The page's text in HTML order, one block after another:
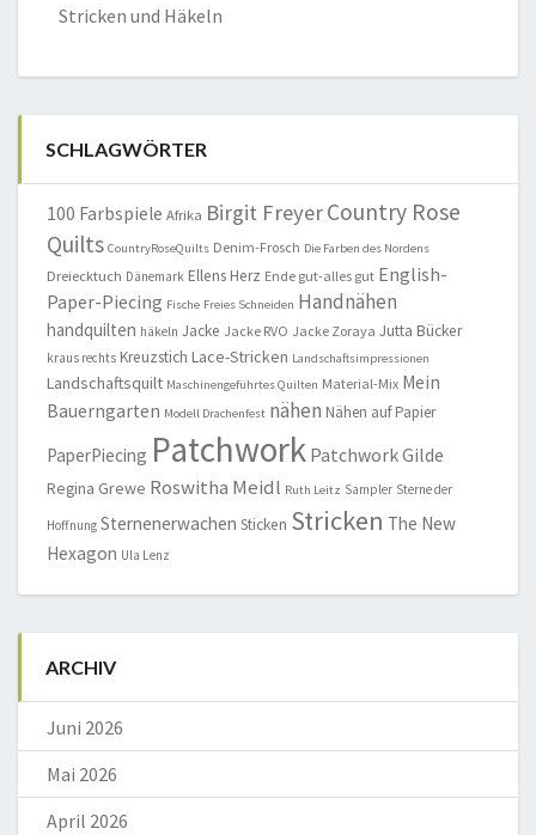
Stricken und Häkeln
SCHLAGWÖRTER
100 Farbspiele Afrika Birgit FreyerCountry Rose
Quilts CountryRoseQuilts Denim-Frosch Die Farben des Nordens
Dreiecktuch Dänemark Ellens Herz Ende gut-alles gut English-
Paper-Piecing Fische Freies Schneiden Handnähen
handquilten häkeln Jacke Jacke RVO Jacke Zoraya Jutta Bücker
kraus rechts Kreuzstich Lace-Stricken Landschaftsimpressionen
Landschaftsquilt Maschinengeführtes Quilten Material-Mix Mein
Bauerngarten Modell Drachenfest nähen Nähen auf Papier
PaperPiecing Patchwork Patchwork Gilde
Regina Grewe Roswitha Meidl Ruth Leitz Sampler Sterne der
Hoffnung Sternenerwachen Sticken Stricken The New
Hexagon Ula Lenz
ARCHIV
Juni 2026
Mai 2026
April 2026